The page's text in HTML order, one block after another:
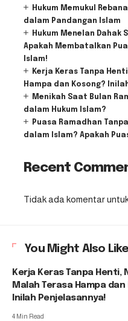
Hukum Memukul
dalam Pandangan Islam
Hukum Menelan Dahak
Apakah Membatalkan
Islam!
Kerja Keras Tanpa
Hampa dan Kosong?
Menikah Saat Bulan
dalam Hukum Islam?
Puasa Ramadhan
dalam Islam? Apakah
Recent
Tidak ada komentar
You Might Also Like
Kerja Keras Tanpa Henti,
Malah Terasa Hampa
Inilah Penjelasannya!
4 Min Read